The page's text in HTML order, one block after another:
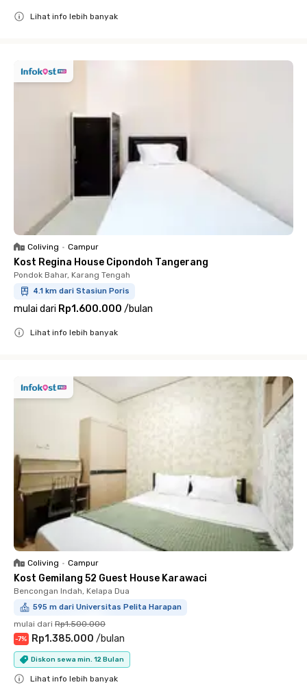
Lihat info lebih banyak
Coliving • Campur
Kost Regina House Cipondoh Tangerang
Pondok Bahar, Karang Tengah
4.1 km dari Stasiun Poris
mulai dari Rp1.600.000 /bulan
Lihat info lebih banyak
Coliving • Campur
Kost Gemilang 52 Guest House Karawaci
Bencongan Indah, Kelapa Dua
595 m dari Universitas Pelita Harapan
mulai dari Rp1.500.000
-7% Rp1.385.000 /bulan
Diskon sewa min. 12 Bulan
Lihat info lebih banyak